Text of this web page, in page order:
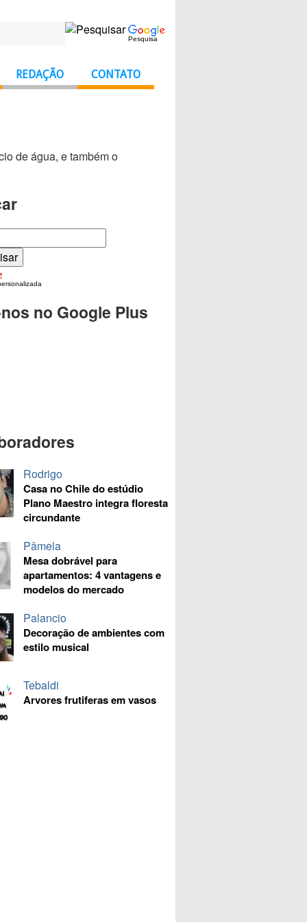
Pesquisa
REDAÇÃO CONTATO
de água, e também o
no Google Plus
Rodrigo
Casa no Chile do estúdio
Plano Maestro integra floresta
circundante
Pâmela
Mesa dobrável para
apartamentos: 4 vantagens e
modelos do mercado
Palancio
Decoração de ambientes com
estilo musical
Tebaldi
Arvores frutiferas em vasos